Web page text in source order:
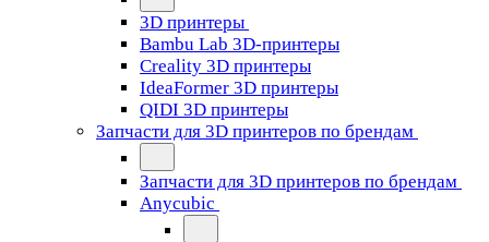
3D принтеры
Bambu Lab 3D-принтеры
Creality 3D принтеры
IdeaFormer 3D принтеры
QIDI 3D принтеры
Запчасти для 3D принтеров по брендам
Запчасти для 3D принтеров по брендам
Anycubic